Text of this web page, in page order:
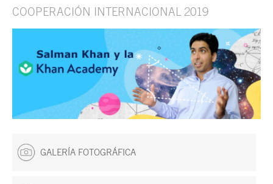
COOPERACIÓN INTERNACIONAL 2019
GALERÍA FOTOGRÁFICA